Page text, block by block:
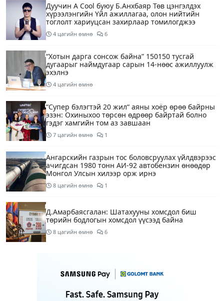
Дуучин A Cool буюу Б.Анхбаяр Төв цэнгэлдэх
хүрээлэнгийн Үйл ажиллагаа, олон нийтийн
тоглолт хариуцсан захирлаар томилогджээ
4 цагийн өмнө 6
“Хотын дарга сонсож байна” 150150 тусгай
дугаарыг наймдугаар сарын 14-нөөс ажиллуулж
эхэлнэ
4 цагийн өмнө
“Супер бэлэгтэй 20 жил“ аяны хоёр өрөө байрны
эзэн: Охиныхоо төрсөн өдрөөр байртай болно
гэдэг хамгийн том аз завшаан
7 цагийн өмнө 1
Ангарскийн газрын тос боловсруулах үйлдвэрээс
ачигдсан 1980 тонн АИ-92 автобензин өнөөдөр
Монгол Улсын хилээр орж ирнэ
8 цагийн өмнө 1
Д.Амарбаясгалан: Шатахууны хомсдол биш
төрийн бодлогын хомсдол үүсээд байна
8 цагийн өмнө 6
шугамын хөндлөн сэтэлгээ хийнэ